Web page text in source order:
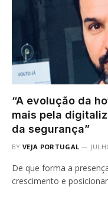
“A evolução da
mais pela
da segurança”
BY VEJA PORTUGAL
De que forma a
crescimento e